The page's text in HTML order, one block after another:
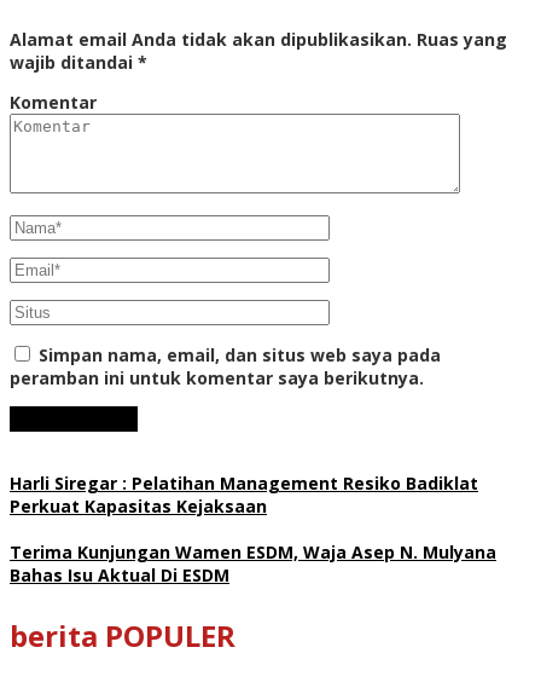
Alamat email Anda tidak akan dipublikasikan. Ruas yang
wajib ditandai *
Komentar
Simpan nama, email, dan situs web saya pada
peramban ini untuk komentar saya berikutnya.
Harli Siregar : Pelatihan Management Resiko Badiklat
Perkuat Kapasitas Kejaksaan
Terima Kunjungan Wamen ESDM, Waja Asep N. Mulyana
Bahas Isu Aktual Di ESDM
berita POPULER